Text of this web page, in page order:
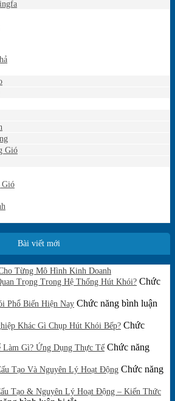
Gió
Gió
Bài viết mới
Từng Mô Hình Kinh Doanh
có
bình
luận
ở
Dụng
Tách
Cho
Từng
Hình
Trọng Trong Hệ Thống Hút Khói? Chức
Phổ Biến Hiện Nay Chức năng bình luận
Khác Gì Chụp Hút Khói Bếp? Chức
Gì? Ứng Dụng Thực Tế Chức năng
Tạo Và Nguyên Lý Hoạt Động Chức năng
Tạo & Nguyên Lý Hoạt Động – Kiến Thức